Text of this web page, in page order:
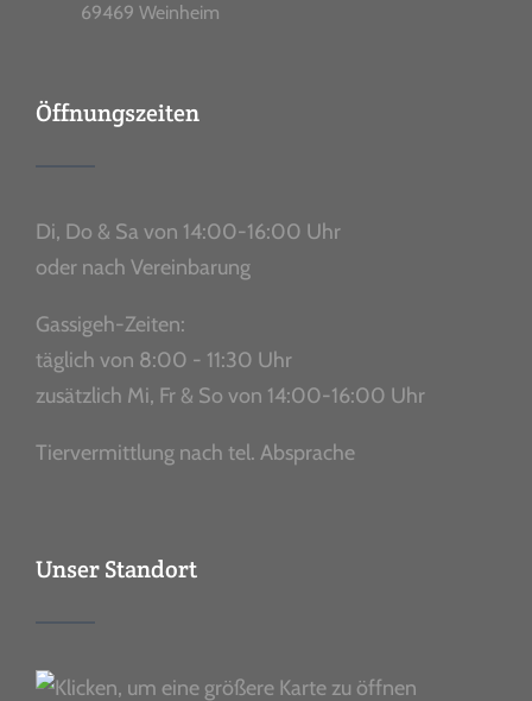
69469 Weinheim
Öffnungszeiten
Di, Do & Sa von 14:00-16:00 Uhr
oder nach Vereinbarung
Gassigeh-Zeiten:
täglich von 8:00 - 11:30 Uhr
zusätzlich Mi, Fr & So von 14:00-16:00 Uhr
Tiervermittlung nach tel. Absprache
Unser Standort